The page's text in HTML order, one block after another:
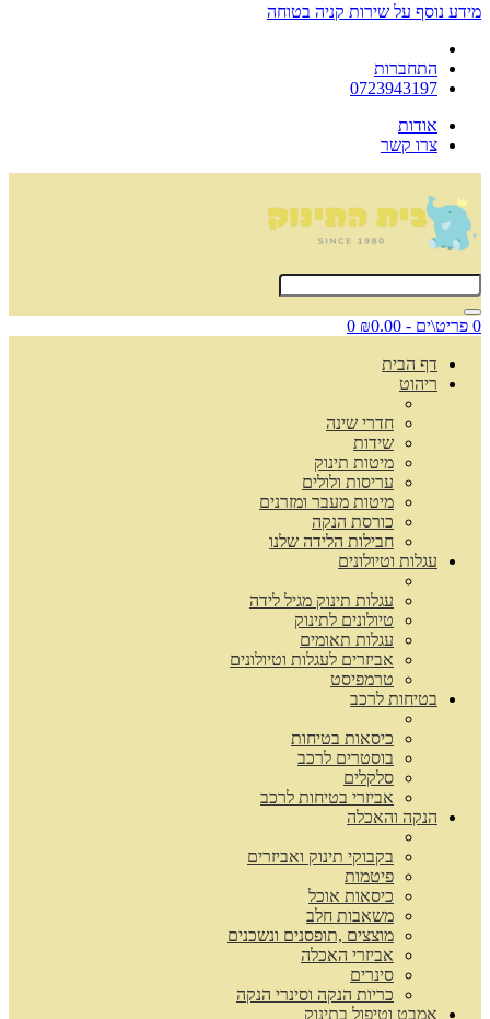
מידע נוסף על שירות קניה בטוחה
התחברות
0723943197
אודות
צרו קשר
0 פריט\ים - ₪0.00 0
דף הבית
ריהוט
חדרי שינה
שידות
מיטות תינוק
עריסות ולולים
מיטות מעבר ומזרנים
כורסת הנקה
חבילות הלידה שלנו
עגלות וטיולונים
עגלות תינוק מגיל לידה
טיולונים לתינוק
עגלות תאומים
אביזרים לעגלות וטיולונים
טרמפיסט
בטיחות לרכב
כיסאות בטיחות
בוסטרים לרכב
סלקלים
אביזרי בטיחות לרכב
הנקה והאכלה
בקבוקי תינוק ואביזרים
פיטמות
כיסאות אוכל
משאבות חלב
מוצצים ,תופסנים ונשכנים
אביזרי האכלה
סינרים
כריות הנקה וסינרי הנקה
אמבט וטיפול בתינוק